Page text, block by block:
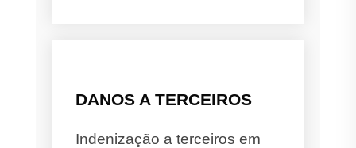
DANOS A TERCEIROS
Indenização a terceiros em